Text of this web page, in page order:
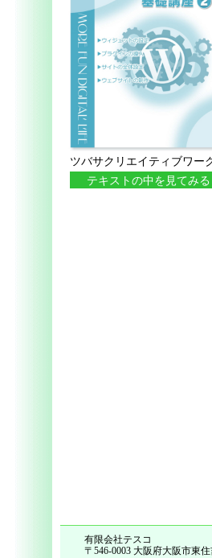
ツバサクリエイティブワー
テキストの中を見てみる
有限会社テスコ
〒546-0003 大阪府大阪市東